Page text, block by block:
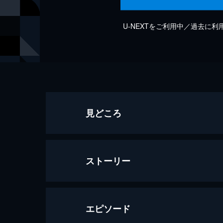
U-NEXTをご利用中／過去に利
見どころ
ストーリー
エピソード